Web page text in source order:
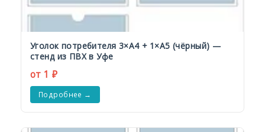
Уголок потребителя 3×А4 + 1×А5 (чёрный) —
стенд из ПВХ в Уфе
от 1 ₽
Подробнее →